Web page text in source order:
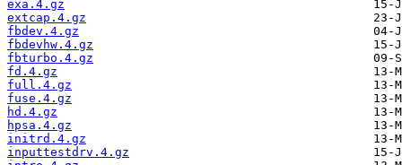
exa.4.gz
extcap.4.gz
fbdev.4.gz
fbdevhw.4.gz
fbturbo.4.gz
fd.4.gz
full.4.gz
fuse.4.gz
hd.4.gz
hpsa.4.gz
initrd.4.gz
inputtestdrv.4.gz